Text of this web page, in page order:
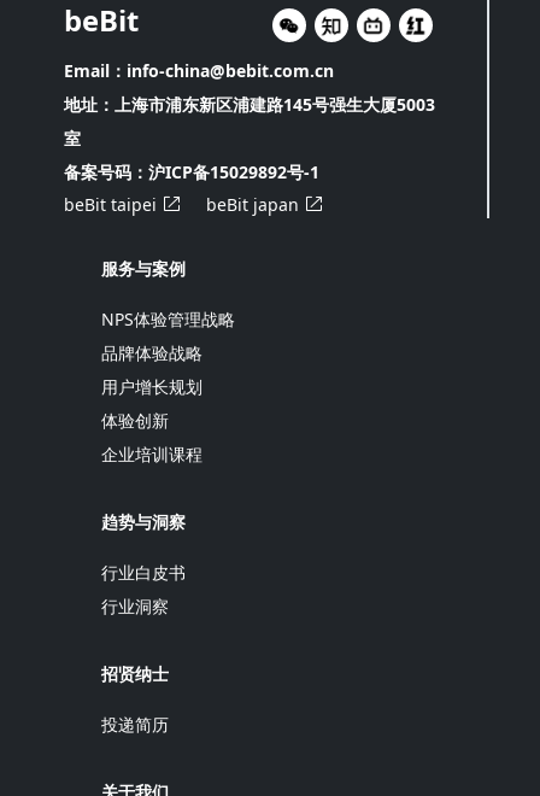
beBit
Email：info-china@bebit.com.cn
地址：上海市浦东新区浦建路145号强生大厦5003
室
备案号码： 沪ICP备15029892号-1
beBit taipei
beBit japan
服务与案例
NPS体验管理战略
品牌体验战略
用户增长规划
体验创新
企业培训课程
趋势与洞察
行业白皮书
行业洞察
招贤纳士
投递简历